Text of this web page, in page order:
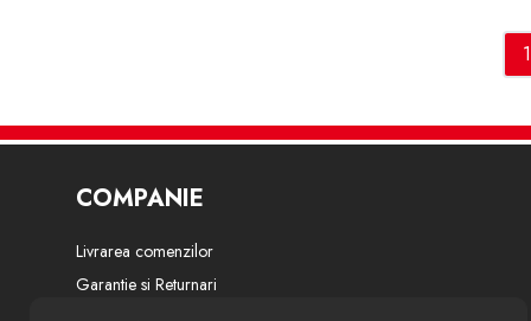
2012-
PASSAT (362) 2010-
PASSAT VARIANT (365) 2010-
1
COMPANIE
Livrarea comenzilor
Garantie si Returnari